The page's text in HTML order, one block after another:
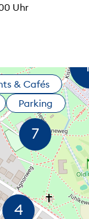
Uhr
& Cafés
Parking